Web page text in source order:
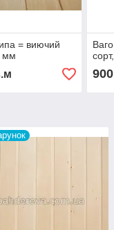
= виючий
мм
900